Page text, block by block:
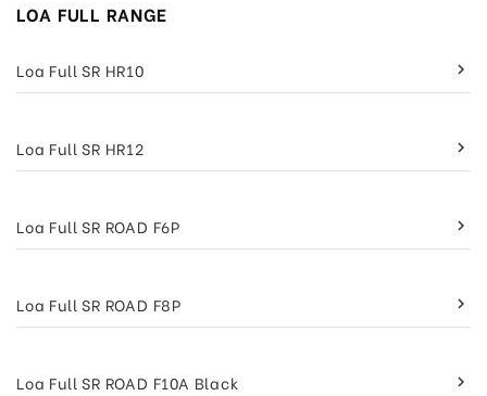
LOA FULL RANGE
Loa Full SR HR10 keyboard_arrow_right
Loa Full SR HR12 keyboard_arrow_right
Loa Full SR ROAD F6P keyboard_arrow_right
Loa Full SR ROAD F8P keyboard_arrow_right
Loa Full SR ROAD F10A Black keyboard_arrow_right